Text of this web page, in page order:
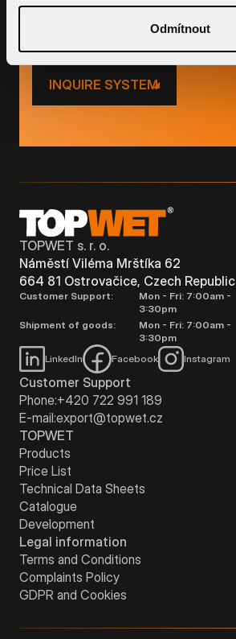
Odmítnout
INQUIRE SYSTEM
TOPWET s. r. o.
Náměstí Viléma Mrštíka 62
664 81 Ostrovačice, Czech Republic
Customer Support:
Mon - Fri: 7:00am -
3:30pm
Shipment of goods:
Mon - Fri: 7:00am -
3:30pm
LinkedIn
Facebook Instagram
Customer Support
Phone:+420 722 991 189
E-mail:export@topwet.cz
TOPWET
Products
Price List
Technical Data Sheets
Catalogue
Development
Legal information
Terms and Conditions
Complaints Policy
GDPR and Cookies